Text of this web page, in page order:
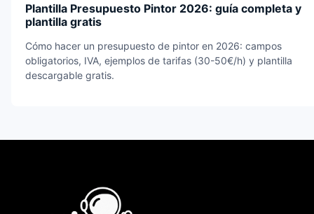
Plantilla Presupuesto Pintor 2026: guía completa y
plantilla gratis
Cómo hacer un presupuesto de pintor en 2026: campos
obligatorios, IVA, ejemplos de tarifas (30-50€/h) y plantilla
descargable gratis.